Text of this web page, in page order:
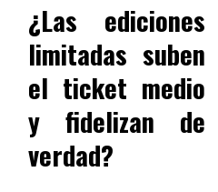
¿Las ediciones
limitadas suben
el ticket medio
y fidelizan de
verdad?